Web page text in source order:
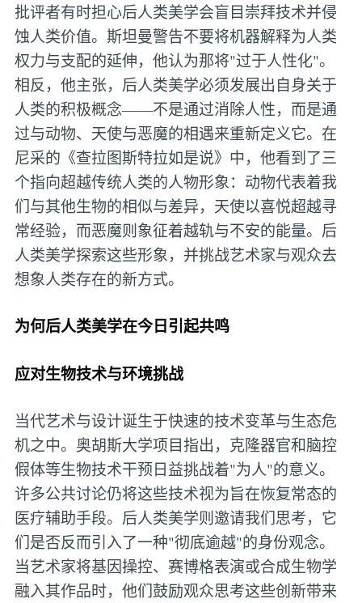
批评者有时担心后人类美学会盲目崇拜技术并侵
蚀人类价值。斯坦曼警告不要将机器解释为人类
权力与支配的延伸，他认为那将"过于人性化"。
相反，他主张，后人类美学必须发展出自身关于
人类的积极概念——不是通过消除人性，而是通
过与动物、天使与恶魔的相遇来重新定义它。在
尼采的《查拉图斯特拉如是说》中，他看到了三
个指向超越传统人类的人物形象：动物代表着我
们与其他生物的相似与差异，天使以喜悦超越寻
常经验，而恶魔则象征着越轨与不安的能量。后
人类美学探索这些形象，并挑战艺术家与观众去
想象人类存在的新方式。
为何后人类美学在今日引起共鸣
应对生物技术与环境挑战
当代艺术与设计诞生于快速的技术变革与生态危
机之中。奥胡斯大学项目指出，克隆器官和脑控
假体等生物技术干预日益挑战着"为人"的意义。
许多公共讨论仍将这些技术视为旨在恢复常态的
医疗辅助手段。后人类美学则邀请我们思考，它
们是否反而引入了一种"彻底逾越"的身份观念。
当艺术家将基因操控、赛博格表演或合成生物学
融入其作品时，他们鼓励观众思考这些创新带来